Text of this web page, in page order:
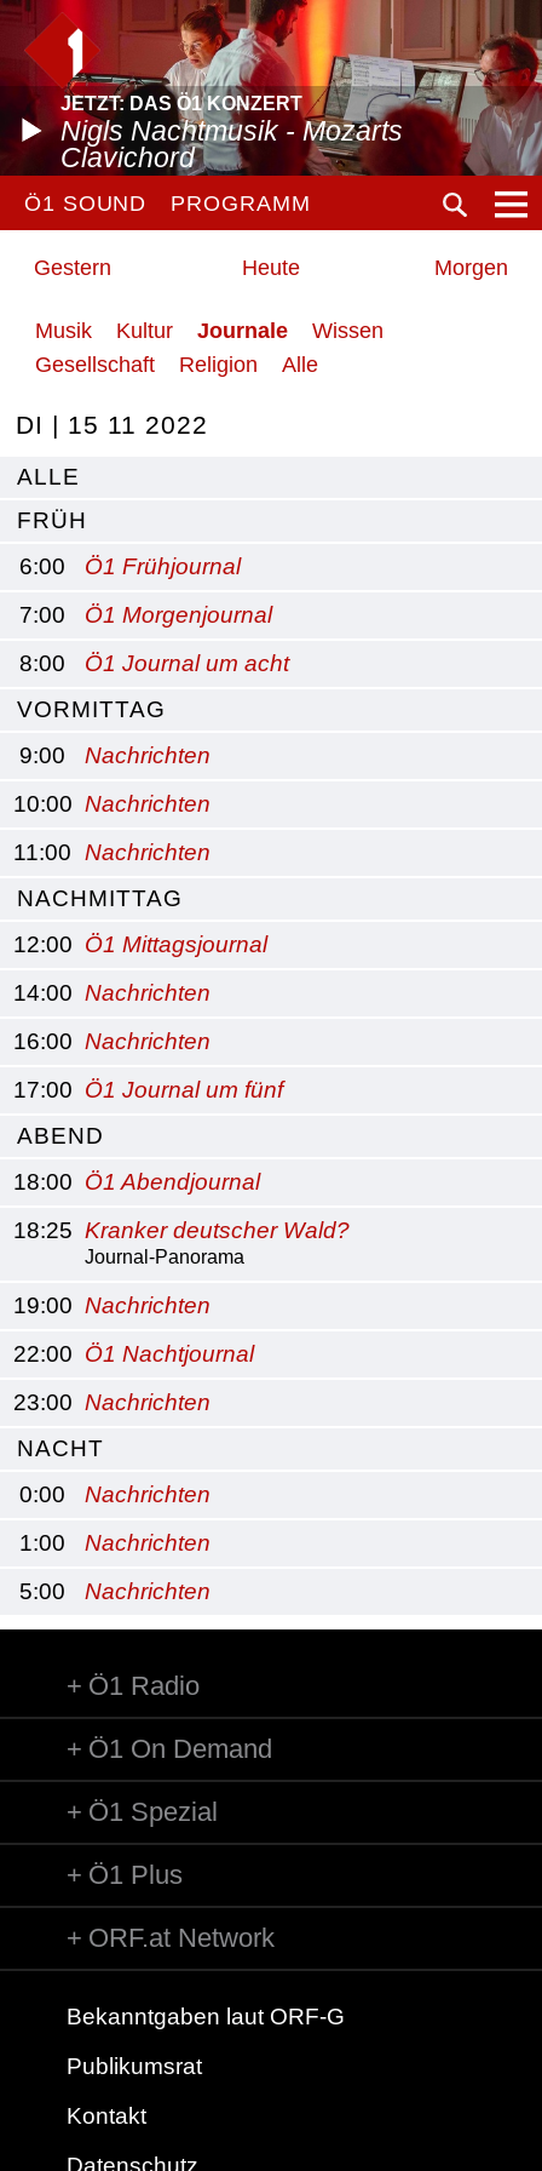
JETZT: DAS Ö1 KONZERT
Nigls Nachtmusik - Mozarts
Clavichord
Ö1 SOUND PROGRAMM
Gestern Heute Morgen
Musik Kultur Journale
Wissen
Gesellschaft
Religion Alle
DI | 15 11 2022
ALLE
FRÜH
6:00
Ö1 Frühjournal
7:00
Ö1 Morgenjournal
8:00
Ö1 Journal um acht
VORMITTAG
9:00
Nachrichten
10:00 Nachrichten
11:00 Nachrichten
NACHMITTAG
12:00 Ö1 Mittagsjournal
14:00 Nachrichten
16:00 Nachrichten
17:00 Ö1 Journal um fünf
ABEND
18:00 Ö1 Abendjournal
18:25 Kranker deutscher Wald?
Journal-Panorama
19:00 Nachrichten
22:00 Ö1 Nachtjournal
23:00 Nachrichten
NACHT
0:00
Nachrichten
1:00
Nachrichten
5:00
Nachrichten
Ö1 Radio
Ö1 On Demand
Ö1 Spezial
Ö1 Plus
ORF.at Network
Bekanntgaben laut ORF-G
Publikumsrat
Kontakt
Datenschutz